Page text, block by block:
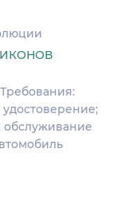
обслуживание